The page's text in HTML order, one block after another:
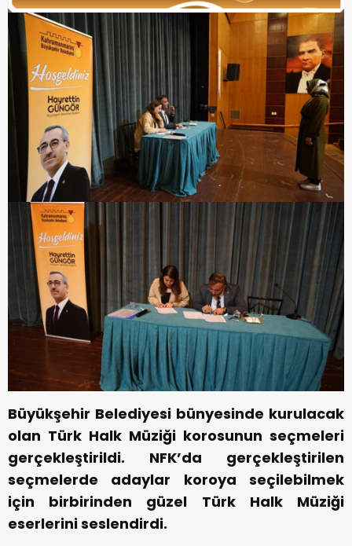
Büyükşehir Belediyesi bünyesinde kurulacak
olan Türk Halk Müziği korosunun seçmeleri
gerçekleştirildi. NFK’da gerçekleştirilen
seçmelerde adaylar koroya seçilebilmek
için birbirinden güzel Türk Halk Müziği
eserlerini seslendirdi.